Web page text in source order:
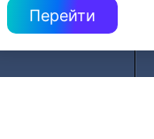
Перейти